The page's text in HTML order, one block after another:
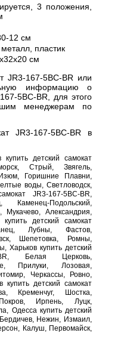
3 положения,
12 см
пластик
см
JR3-167-5BC-BR или
информацию о
5BC-BR, для этого
менеджерам по
JR3-167-5BC-BR в
детский самокат
Стрый, Звягель,
Горишние Плавни,
воды, Светловодск,
JR3-167-5BC-BR,
Каменец-Подольский,
Александрия,
детский самокат
Лубны, Фастов,
Шепетовка, Ромны,
Харьков купить детский
BR, Белая Церковь,
Прилуки, Лозовая,
Черкассы, Ровно,
купить детский самокат
Кременчуг, Шостка,
Ирпень, Луцк,
Одесса купить детский
Нежин, Измаил,
Калуш, Первомайск,